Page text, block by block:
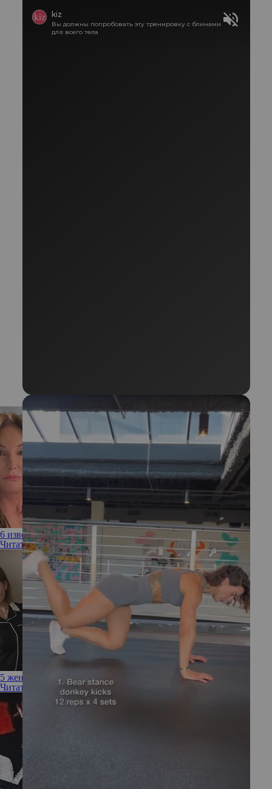
6 известных мужчин, которые сменили пол
Читать полностью
5 жен олигархов, которые разорили мужей после развода
Читать полностью